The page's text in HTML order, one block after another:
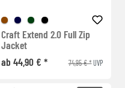
Craft Extend 2.0 Full Zip
Jacket
ab 44,90 € *
74,95 € *UVP